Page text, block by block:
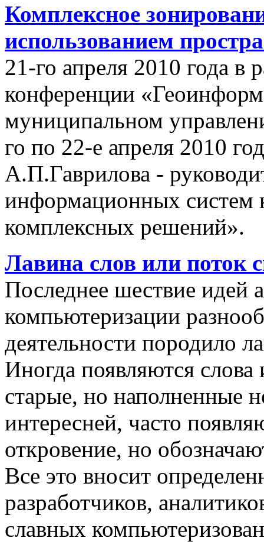
Комплексное
использованием
21-го апреля 2010 года в
конференции
муниципальном
го по 22-е апреля 2010
А.П.Гаврилова -
информационных систем
комплексных решений».
Лавина слов или поток
Последнее шествие идей
компьютеризации
деятельности породило
Иногда появляются
старые, но наполненные
интересней, часто
откровение, но
Все это вносит
разработчиков,
славных